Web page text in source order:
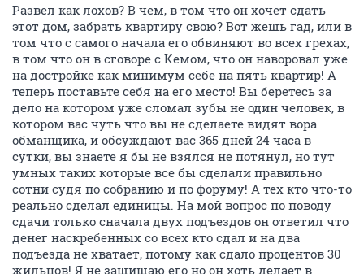
Развел как лохов? В чем, в том что он хочет сдать
этот дом, забрать квартиру свою? Вот жешь гад, или в
том что с самого начала его обвиняют во всех грехах,
в том что он в сговоре с Кемом, что он наворовал уже
на достройке как минимум себе на пять квартир! А
теперь поставьте себя на его место! Вы беретесь за
дело на котором уже сломал зубы не один человек, в
котором вас чуть что вы не сделаете видят вора
обманщика, и обсуждают вас 365 дней 24 часа в
сутки, вы знаете я бы не взялся не потянул, но тут
умных таких которые все бы сделали правильно
сотни судя по собранию и по форуму! А тех кто что-то
реально сделал единицы. На мой вопрос по поводу
сдачи только сначала двух подъездов он ответил что
денег наскребенных со всех кто сдал и на два
подъезда не хватает, потому как сдало процентов 30
жильцов! Я не защищаю его но он хоть делает в